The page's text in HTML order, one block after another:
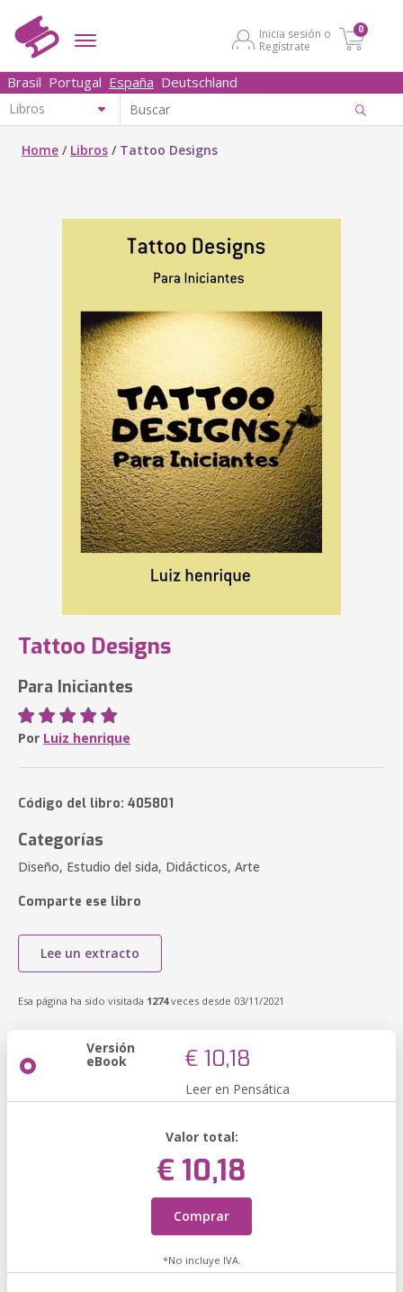
Inicia sesión o
Regístrate
0
Brasil Portugal España Deutschland
Home / Libros / Tattoo Designs
Tattoo Designs
Para Iniciantes
Por Luiz henrique
Código del libro: 405801
Categorías
Diseño, Estudio del sida, Didácticos, Arte
Comparte ese libro
Lee un extracto
Esa página ha sido visitada 1274veces desde 03/11/2021
Versión
eBook € 10,18
Leer en Pensática
Valor total:
€ 10,18
Comprar
*No incluye IVA.